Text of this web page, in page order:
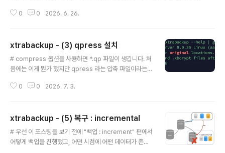
었습니다.(2) slave DB를 replication을 중지시켜서 100만건의 데이터를 다
tion을 연결하였을 경우, 제대로 연동이 되었는지, 그리고 100만건의 데이터가
제대로 복구 되었는지 확인 1. 시나리오 셋팅(1) master 작업# temp_eve
nt 테이블에 인서트 하는 프로시져mysql> call..
0 0 2026. 6. 26.
xtrabackup - (3) qpress 설치
# compress 옵션을 사용하면 *.qp 파일이 생깁니다. 처
음에는 이게 뭔가 했지만 qpress 라는 압축 파일이라는
decompress 옵션을 적용하려면 qpress를 설치 해야
다.- qpress 툴은 percona-release 패키지 구성 툴을
사용하여 설치할 수 있습니다. # 다운로드 : https://repo.
percona.com/yum/percona-release-latest.noar
0 0 2026. 7. 3.
xtrabackup - (5) 복구 : incremental
# 우선 이 포스팅을 보기 전에 "백업 : increment" 편에서
어떻게 백업을 진행했고, 어떤 시점에 어떤 데이터가 존재